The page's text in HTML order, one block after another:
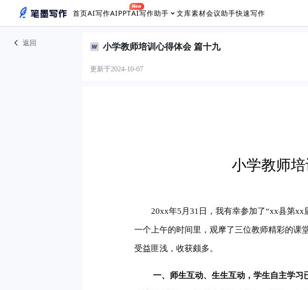
首页AI写作AIPPTAI写作助手 文库素材会议助手快速写作
返回 小学教师培训心得体会 篇十九
更新于2024-10-07
小学教师
20xx年5月31日，我有幸参加了“xx县第xx
一个上午的时间里，观摩了三位教师精彩的课
受益匪浅，收获颇多。
一、师生互动、生生互动，学生自主学习